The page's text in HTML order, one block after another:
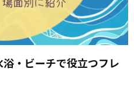
・ビーチで役立つフレ